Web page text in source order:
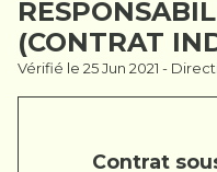
(CONTRAT
Vérifié le 25 Jun 2021 -
Contrat